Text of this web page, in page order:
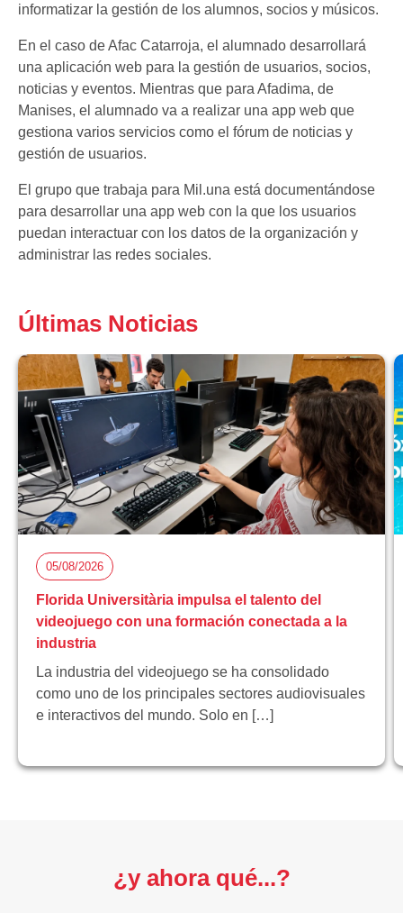
informatizar la gestión de los alumnos, socios y músicos.
En el caso de Afac Catarroja, el alumnado desarrollará
una aplicación web para la gestión de usuarios, socios,
noticias y eventos. Mientras que para Afadima, de
Manises, el alumnado va a realizar una app web que
gestiona varios servicios como el fórum de noticias y
gestión de usuarios.
El grupo que trabaja para Mil.una está documentándose
para desarrollar una app web con la que los usuarios
puedan interactuar con los datos de la organización y
administrar las redes sociales.
Últimas Noticias
05/08/2026
Florida Universitària impulsa el talento del
videojuego con una formación conectada a la
industria
La industria del videojuego se ha consolidado
como uno de los principales sectores audiovisuales
e interactivos del mundo. Solo en […]
¿y ahora qué...?